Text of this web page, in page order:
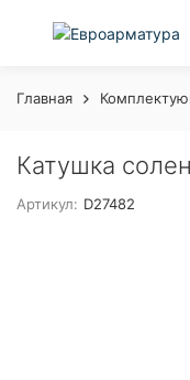
Главная
Катушка
Артикул: D27482